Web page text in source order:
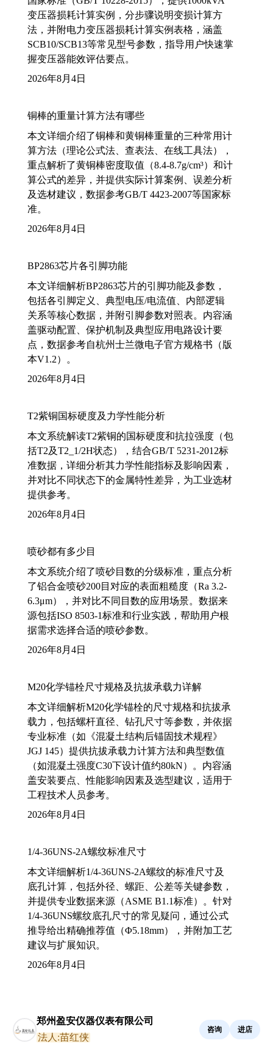
变压器损耗计算实例，分步骤说明变损计算方
法，并附电力变压器损耗计算实例表格，涵盖
SCB10/SCB13等常见型号参数，指导用户快速掌
握变压器能效评估要点。
2026年8月4日
铜棒的重量计算方法有哪些
本文详细介绍了铜棒和黄铜棒重量的三种常用计
算方法（理论公式法、查表法、在线工具法），
重点解析了黄铜棒密度取值（8.4-8.7g/cm³）和计
算公式的差异，并提供实际计算案例、误差分析
及选材建议，数据参考GB/T 4423-2007等国家标
准。
2026年8月4日
BP2863芯片各引脚功能
本文详细解析BP2863芯片的引脚功能及参数，
包括各引脚定义、典型电压/电流值、内部逻辑
关系等核心数据，并附引脚参数对照表。内容涵
盖驱动配置、保护机制及典型应用电路设计要
点，数据参考自杭州士兰微电子官方规格书（版
本V1.2）。
2026年8月4日
T2紫铜国标硬度及力学性能分析
本文系统解读T2紫铜的国标硬度和抗拉强度（包
括T2及T2_1/2H状态），结合GB/T 5231-2012标
准数据，详细分析其力学性能指标及影响因素，
并对比不同状态下的金属特性差异，为工业选材
提供参考。
2026年8月4日
喷砂都有多少目
本文系统介绍了喷砂目数的分级标准，重点分析
了铝合金喷砂200目对应的表面粗糙度（Ra 3.2-
6.3μm），并对比不同目数的应用场景。数据来
源包括ISO 8503-1标准和行业实践，帮助用户根
据需求选择合适的喷砂参数。
2026年8月4日
M20化学锚栓尺寸规格及抗拔承载力详解
本文详细解析M20化学锚栓的尺寸规格和抗拔承
载力，包括螺杆直径、钻孔尺寸等参数，并依据
专业标准（如《混凝土结构后锚固技术规程》
JGJ 145）提供抗拔承载力计算方法和典型数值
（如混凝土强度C30下设计值约80kN）。内容涵
盖安装要点、性能影响因素及选型建议，适用于
工程技术人员参考。
2026年8月4日
1/4-36UNS-2A螺纹标准尺寸
本文详细解析1/4-36UNS-2A螺纹的标准尺寸及
底孔计算，包括外径、螺距、公差等关键参数，
并提供专业数据来源（ASME B1.1标准）。针对
1/4-36UNS螺纹底孔尺寸的常见疑问，通过公式
推导给出精确推荐值（Φ5.18mm），并附加工艺
建议与扩展知识。
2026年8月4日
郑州盈安仪器仪表有限公司
法人:苗红侠
咨询 进店